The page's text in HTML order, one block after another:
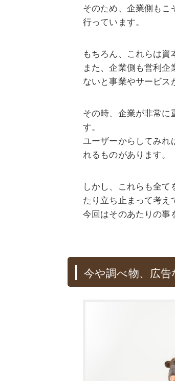
そのため、企業側もこ
行っています。
もちろん、これらは資
また、企業側も営利
ないと事業やサービス
その時、企業が非常に
す。
ユーザーからしてみれ
れるものがあります。
しかし、これらも全
たり立ち止まって考え
今回はそのあたりの事
今や調べ物、広